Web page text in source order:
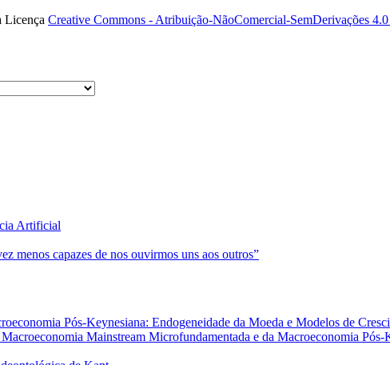
Licença Creative Commons - Atribuição-NãoComercial-SemDerivações
Artificial
menos capazes de nos ouvirmos uns aos outros”
Pós-Keynesiana: Endogeneidade da Moeda e Modelos de
Mainstream Microfundamentada e da Macroeconomia Pós-